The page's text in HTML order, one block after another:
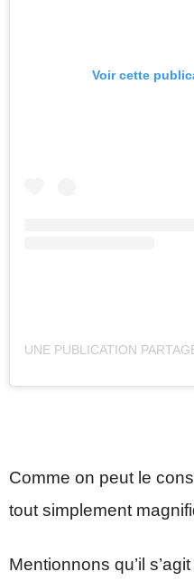
Voir cette
Comme on peut le
tout simplement
Mentionnons qu’il